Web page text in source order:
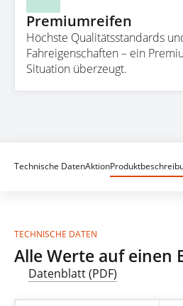
Premiumreifen
Höchste Qualitätsstandards
Fahreigenschaften – ein
Situation überzeugt.
Technische DatenAktion
TECHNISCHE DATEN
Alle Werte auf einen
Datenblatt (PDF)